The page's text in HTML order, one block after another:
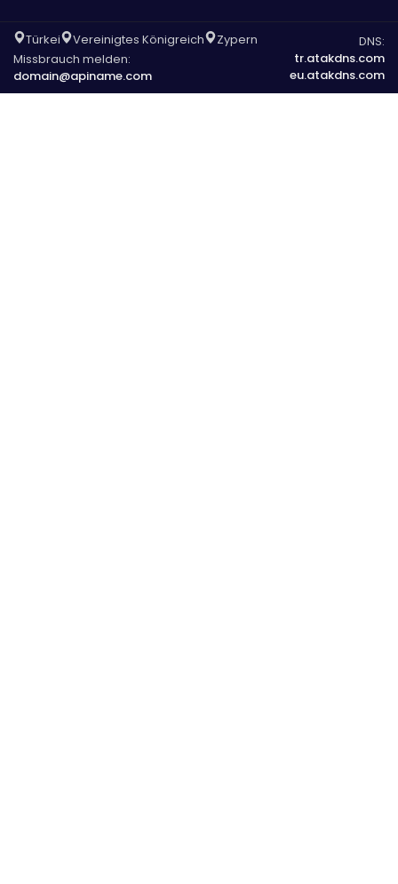
Türkei Vereinigtes Königreich
Zypern
Missbrauch melden:
domain@apiname.com
DNS:
tr.atakdns.com
eu.atakdns.com